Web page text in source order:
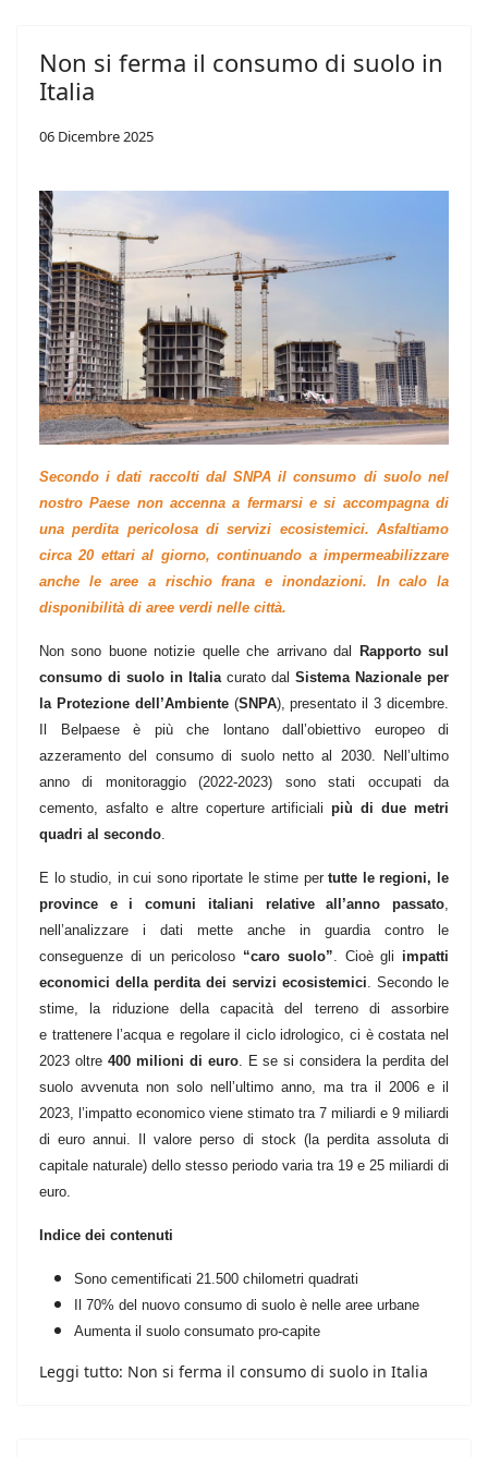
Non si ferma il consumo di suolo in
Italia
06 Dicembre 2025
Secondo i dati raccolti dal SNPA il consumo di suolo nel
nostro Paese non accenna a fermarsi e si accompagna di
una perdita pericolosa di servizi ecosistemici. Asfaltiamo
circa 20 ettari al giorno, continuando a impermeabilizzare
anche le aree a rischio frana e inondazioni. In calo la
disponibilità di aree verdi nelle città.
Non sono buone notizie quelle che arrivano dal Rapporto sul
consumo di suolo in Italia curato dal Sistema Nazionale per
la Protezione dell’Ambiente(SNPA), presentato il 3 dicembre.
Il Belpaese è più che lontano dall’obiettivo europeo di
azzeramento del consumo di suolo netto al 2030. Nell’ultimo
anno di monitoraggio (2022-2023) sono stati occupati da
cemento, asfalto e altre coperture artificialipiù di due metri
quadri al secondo
E lo studio, in cui sono riportate le stime pertutte le regioni, le
province e i comuni italiani relative all’anno passato
nell’analizzare i dati mette anche in guardia contro le
conseguenze di un pericoloso “caro suolo” . Cioè gli impatti
economici della perdita dei servizi ecosistemici . Secondo le
stime, la riduzione della capacità del terreno di assorbire
e trattenere l’acqua e regolare il ciclo idrologico, ci è costata nel
2023 oltre 400 milioni di euro. E se si considera la perdita del
suolo avvenuta non solo nell’ultimo anno, ma tra il 2006 e il
2023, l’impatto economico viene stimato tra 7 miliardi e 9 miliardi
di euro annui. Il valore perso di stock (la perdita assoluta di
capitale naturale) dello stesso periodo varia tra 19 e 25 miliardi di
euro.
Indice dei contenuti
Sono cementificati 21.500 chilometri quadrati
Il 70% del nuovo consumo di suolo è nelle aree urbane
Aumenta il suolo consumato pro-capite
Leggi tutto: Non si ferma il consumo di suolo in Italia